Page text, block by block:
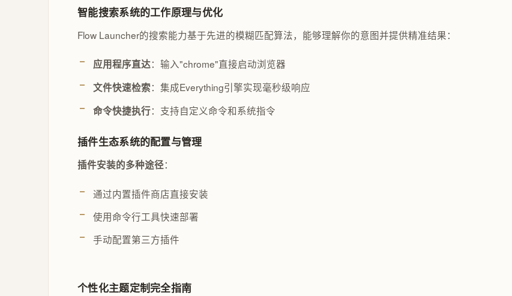
智能搜索系统的工作原理与优化
Flow Launcher的搜索能力基于先进的模糊匹配算法，能够理解你的意图并提供精准结果：
应用程序直达：输入"chrome"直接启动浏览器
文件快速检索：集成Everything引擎实现毫秒级响应
命令快捷执行：支持自定义命令和系统指令
插件生态系统的配置与管理
插件安装的多种途径：
通过内置插件商店直接安装
使用命令行工具快速部署
手动配置第三方插件
个性化主题定制完全指南